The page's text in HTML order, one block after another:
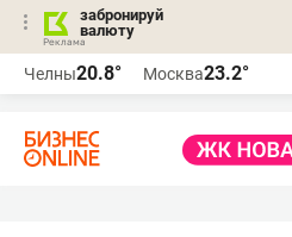
забронируй
валюту
Челны20.8° Москва23.2°